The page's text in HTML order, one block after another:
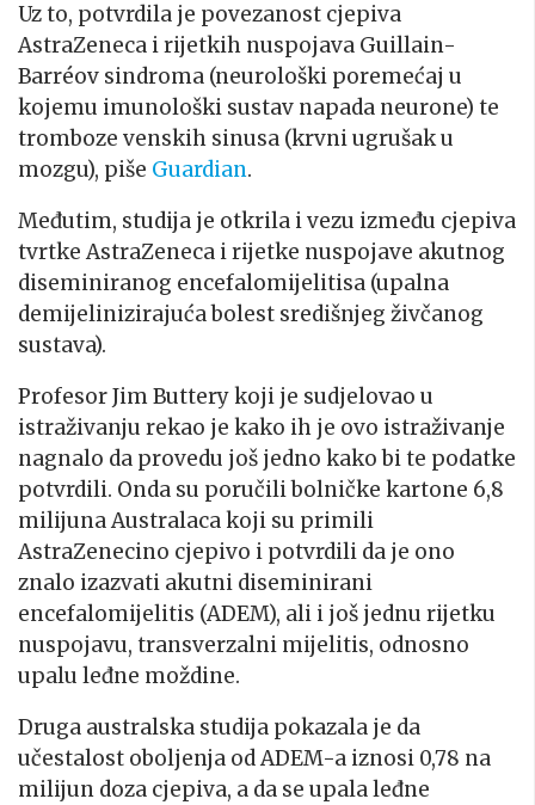
Uz to, potvrdila je povezanost cjepiva
AstraZeneca i rijetkih nuspojava Guillain-
Barréov sindroma (neurološki poremećaj u
kojemu imunološki sustav napada neurone) te
tromboze venskih sinusa (krvni ugrušak u
mozgu), piše Guardian.
Međutim, studija je otkrila i vezu između cjepiva
tvrtke AstraZeneca i rijetke nuspojave akutnog
diseminiranog encefalomijelitisa (upalna
demijelinizirajuća bolest središnjeg živčanog
sustava).
Profesor Jim Buttery koji je sudjelovao u
istraživanju rekao je kako ih je ovo istraživanje
nagnalo da provedu još jedno kako bi te podatke
potvrdili. Onda su poručili bolničke kartone 6,8
milijuna Australaca koji su primili
AstraZenecino cjepivo i potvrdili da je ono
znalo izazvati akutni diseminirani
encefalomijelitis (ADEM), ali i još jednu rijetku
nuspojavu, transverzalni mijelitis, odnosno
upalu leđne moždine.
Druga australska studija pokazala je da
učestalost oboljenja od ADEM-a iznosi 0,78 na
milijun doza cjepiva, a da se upala leđne